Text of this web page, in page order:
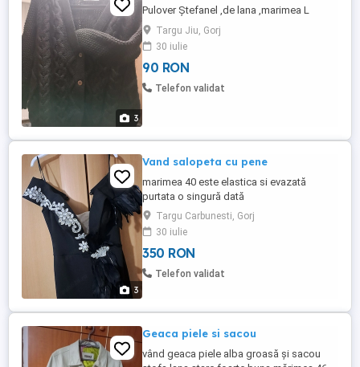
3
Pulover Ștefanel ,de lana ,marimea L
Targu Jiu, Gorj
30 iulie
90 RON
Telefon validat
3
Vand salopeta cu pene
marimea 40 este elastica si evazată
purtata o singură dată
Targu Carbunesti, Gorj
30 iulie
350 RON
Telefon validat
Geaca piele si sacou
vând geaca piele alba groasă și sacou